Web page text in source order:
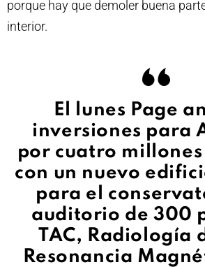
porque hay que demoler buena
interior.
El lunes Page
inversiones para
por cuatro millones
con un nuevo
para el
auditorio de 300
TAC, Radiología
Resonancia